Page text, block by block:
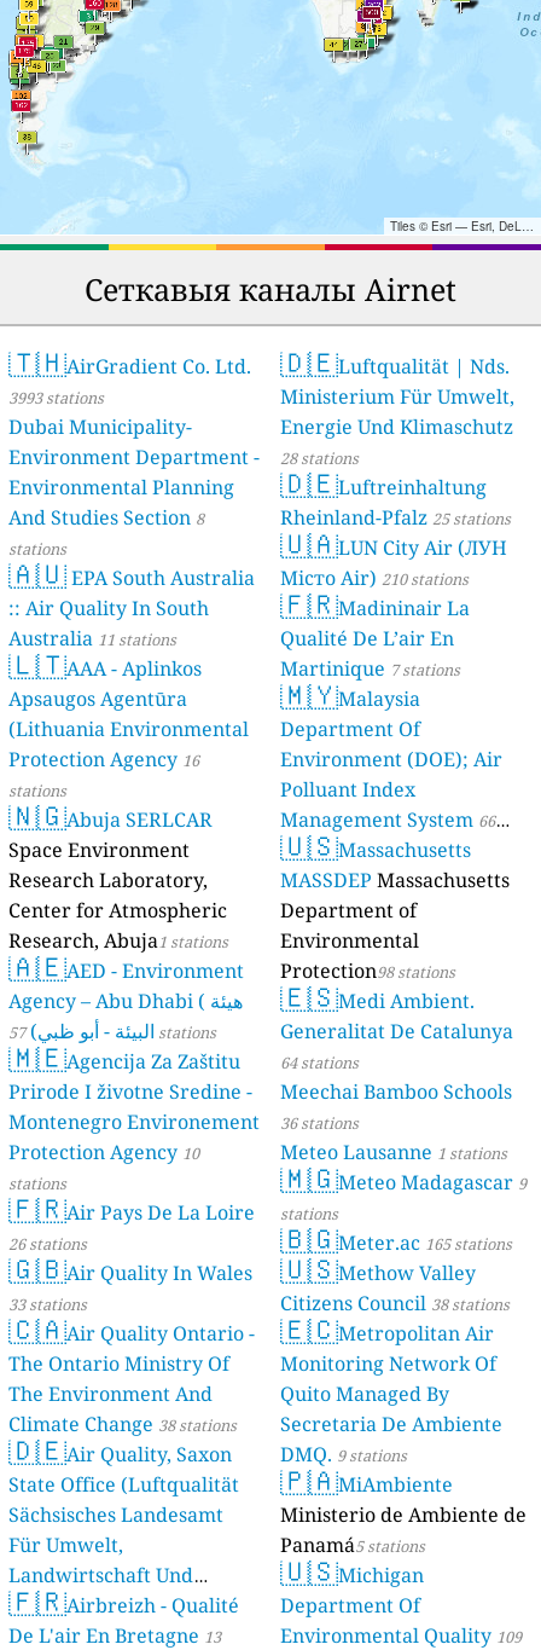
Сеткавыя каналы Airnet
🇹🇭AirGradient Co. Ltd.
3993 stations
Dubai Municipality-
Environment Department -
Environmental Planning
And Studies Section 8
stations
🇦🇺EPA South Australia
:: Air Quality In South
Australia 11 stations
🇱🇹AAA - Aplinkos
Apsaugos Agentūra
(Lithuania Environmental
Protection Agency 16
stations
🇳🇬Abuja SERLCAR
Space Environment
Research Laboratory,
Center for Atmospheric
Research, Abuja1 stations
🇦🇪AED - Environment
Agency – Abu Dhabi ( هيئة
البيئة - أبو ظبي) 57 stations
🇲🇪Agencija Za Zaštitu
Prirode I životne Sredine -
Montenegro Environement
Protection Agency 10
stations
🇫🇷Air Pays De La Loire
26 stations
🇬🇧Air Quality In Wales
33 stations
🇨🇦Air Quality Ontario -
The Ontario Ministry Of
The Environment And
Climate Change 38 stations
🇩🇪Air Quality, Saxon
State Office (Luftqualität
Sächsisches Landesamt
Für Umwelt,
Landwirtschaft Und
Geologie) 50 stations
🇫🇷Airbreizh - Qualité
De L'air En Bretagne 13
🇩🇪Luftqualität | Nds.
Ministerium Für Umwelt,
Energie Und Klimaschutz
28 stations
🇩🇪Luftreinhaltung
Rheinland-Pfalz 25 stations
🇺🇦LUN City Air (ЛУН
Місто Air) 210 stations
🇫🇷Madininair La
Qualité De L’air En
Martinique 7 stations
🇲🇾Malaysia
Department Of
Environment (DOE); Air
Polluant Index
Management System 66
stations
🇺🇸Massachusetts
MASSDEP Massachusetts
Department of
Environmental
Protection98 stations
🇪🇸Medi Ambient.
Generalitat De Catalunya
64 stations
Meechai Bamboo Schools
36 stations
Meteo Lausanne 1 stations
🇲🇬Meteo Madagascar 9
stations
🇧🇬Meter.ac 165 stations
🇺🇸Methow Valley
Citizens Council 38 stations
🇪🇨Metropolitan Air
Monitoring Network Of
Quito Managed By
Secretaria De Ambiente
DMQ. 9 stations
🇵🇦MiAmbiente
Ministerio de Ambiente de
Panamá5 stations
🇺🇸Michigan
Department Of
Environmental Quality 109